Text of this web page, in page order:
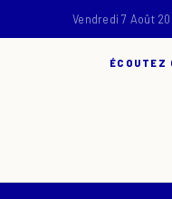
Vendredi 7 Août
ÉCOUTEZ